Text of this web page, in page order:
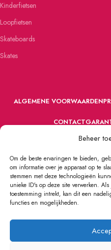
Beheer
Om de beste ervaringen te bieden,
om informatie over je apparaat op te
stemmen met deze technologieën
unieke ID's op deze site verwerken.
toestemming intrekt, kan dit een
functies en mogelijkheden.
Kinderfietsen
Loopfietsen
Skateboards
Skates
ALGEMENE VOORWAARDEN
CONTACT
VOORDEFUN.NL 2022